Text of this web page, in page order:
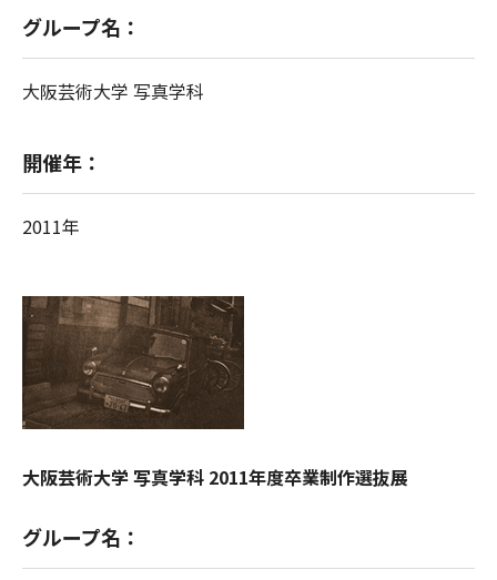
グループ名：
大阪芸術大学 写真学科
開催年：
2011年
大阪芸術大学 写真学科 2011年度卒業制作選抜展
グループ名：